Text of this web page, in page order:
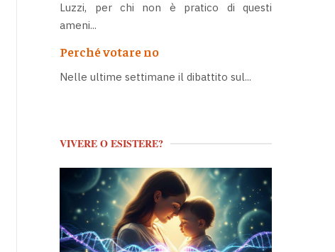
Luzzi, per chi non è pratico di questi
ameni...
Perché votare no
Nelle ultime settimane il dibattito sul...
VIVERE O ESISTERE?